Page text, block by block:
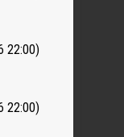
22:00)
22:00)